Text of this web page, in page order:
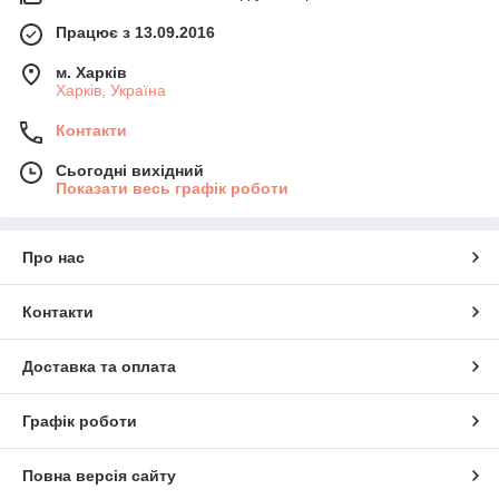
Працює з 13.09.2016
м. Харків
Харків, Україна
Контакти
Сьогодні вихідний
Показати весь графік роботи
Про нас
Контакти
Доставка та оплата
Графік роботи
Повна версія сайту